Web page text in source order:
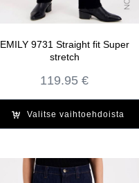
EMILY 9731 Straight fit Super
stretch
119.95€
Valitse vaihtoehdoista